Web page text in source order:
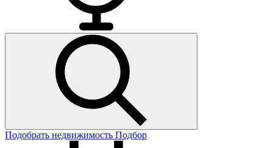
Подобрать недвижимость Подбор